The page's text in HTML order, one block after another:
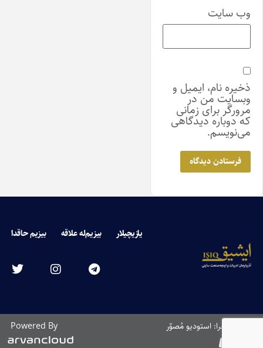
وب‌ سایت
ذخیره نام، ایمیل و
وبسایت من در
مرورگر برای زمانی
که دوباره دیدگاهی
می‌نویسم.
یازیچیلار بیزیم‌له علاقه بیزیم حاقدا
طراحی و اجرا: استودیو مُصوّر Powered By